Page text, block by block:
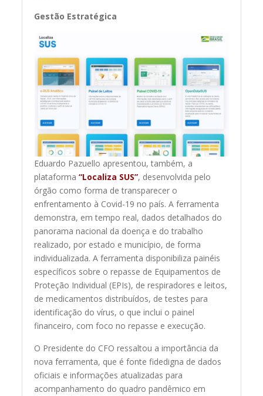
Gestão Estratégica
Eduardo Pazuello apresentou, também, a
plataforma“Localiza SUS”, desenvolvida pelo
órgão como forma de transparecer o
enfrentamento à Covid-19 no país. A ferramenta
demonstra, em tempo real, dados detalhados do
panorama nacional da doença e do trabalho
realizado, por estado e município, de forma
individualizada. A ferramenta disponibiliza painéis
específicos sobre o repasse de Equipamentos de
Proteção Individual (EPIs), de respiradores e leitos,
de medicamentos distribuídos, de testes para
identificação do vírus, o que inclui o painel
financeiro, com foco no repasse e execução.
O Presidente do CFO ressaltou a importância da
nova ferramenta, que é fonte fidedigna de dados
oficiais e informações atualizadas para
acompanhamento do quadro pandêmico em